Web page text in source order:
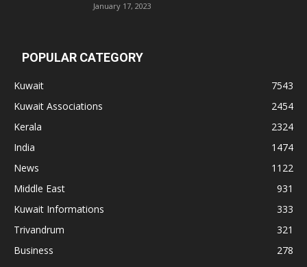
January 17, 2023
POPULAR CATEGORY
Kuwait
7543
Kuwait Associations
2454
Kerala
2324
India
1474
News
1122
Middle East
931
Kuwait Informations
333
Trivandrum
321
Business
278